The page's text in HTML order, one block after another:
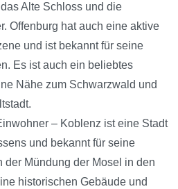
Alte Schloss und die
Offenburg hat auch eine aktive
und ist bekannt für seine
Es ist auch ein beliebtes
Nähe zum Schwarzwald und
– Koblenz ist eine Stadt
und bekannt für seine
der Mündung der Mosel in den
historischen Gebäude und